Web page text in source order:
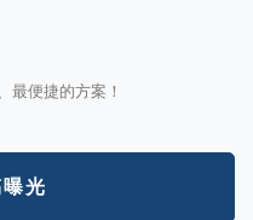
最便捷的方案！
光